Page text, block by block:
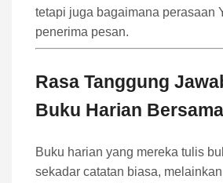
tetapi juga bagaimana perasaan
penerima pesan.
Rasa Tanggung
Buku Harian Bersama
Buku harian yang mereka tulis
sekadar catatan biasa, melainkan